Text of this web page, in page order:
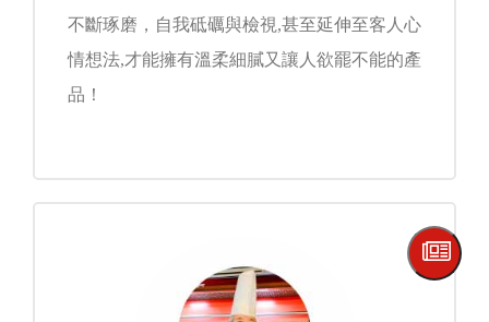
不斷琢磨，自我砥礪與檢視,甚至延伸至客人心
情想法,才能擁有溫柔細膩又讓人欲罷不能的產
品！